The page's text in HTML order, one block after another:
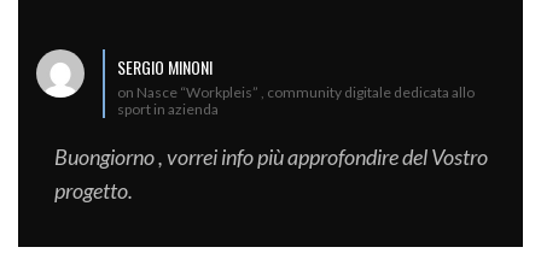
SERGIO MINONI
on Nasce “Workpleis” , community digitale dedicata allo
sport in azienda
Buongiorno , vorrei info più approfondire del Vostro
progetto.